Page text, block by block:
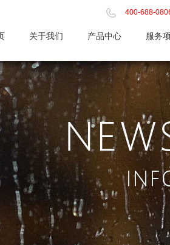
400-688-
关于我们 产品中心 服务